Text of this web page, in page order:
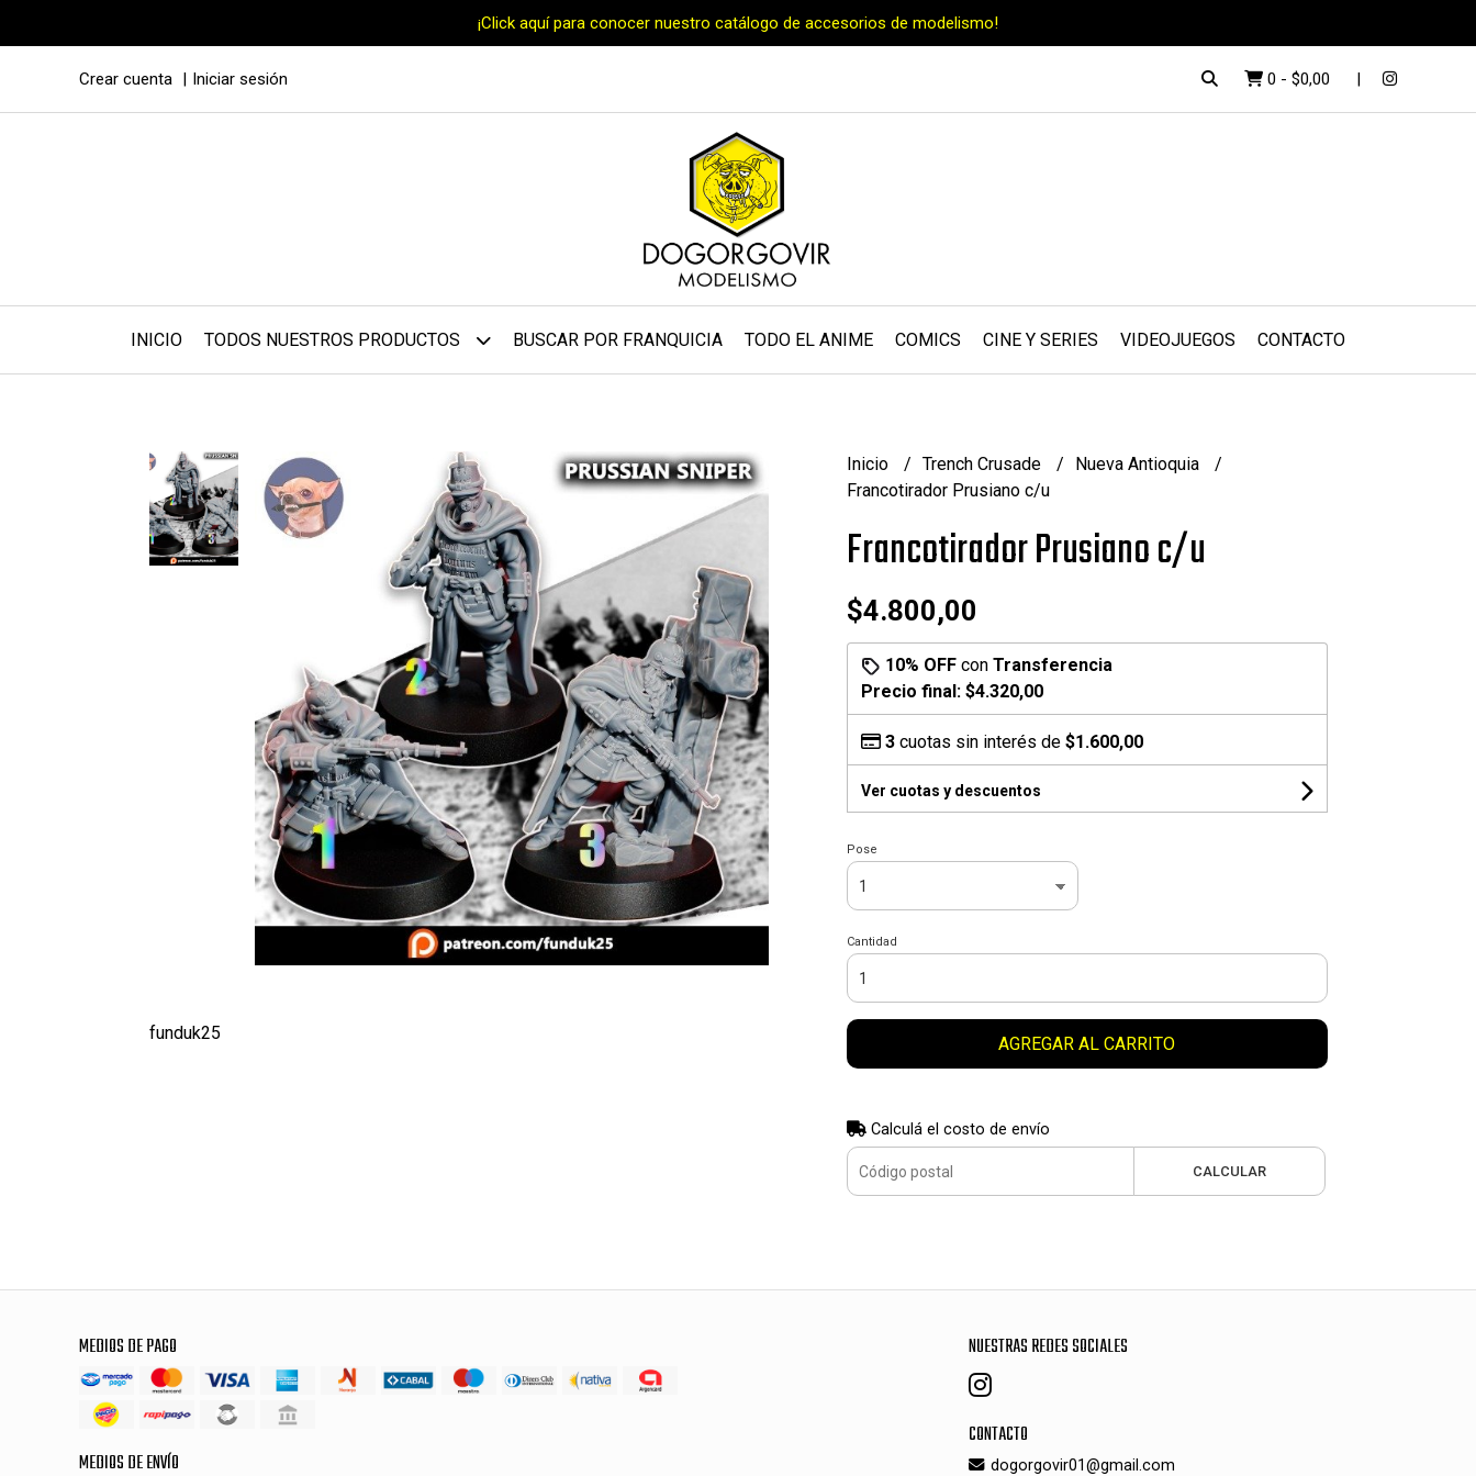
¡Click aquí para conocer nuestro catálogo de accesorios de modelismo!
Crear cuenta Iniciar sesión 0 - $0,00
INICIO TODOS NUESTROS PRODUCTOS BUSCAR POR FRANQUICIA TODO EL ANIME COMICS CINE Y SERIES VIDEOJUEGOS CONTACTO
funduk25
Inicio Trench Crusade
Nueva Antioquia
Francotirador Prusiano c/u
Francotirador Prusiano c/u
$4.800,00
10% OFFcon Transferencia
Precio final: $4.320,00
3cuotas sin interés de $1.600,00
Ver cuotas y descuentos
Pose
Cantidad
AGREGAR AL CARRITO
Calculá el costo de envío
CALCULAR
MEDIOS DE PAGO
MEDIOS DE ENVÍO
NUESTRAS REDES SOCIALES
CONTACTO
dogorgovir01@gmail.com